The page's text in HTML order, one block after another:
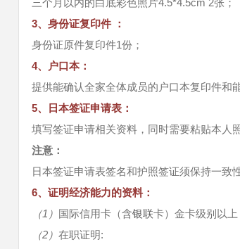
三个月以内的白底彩色照片4.5*4.5cm 2张；
3、身份证复印件 ：
身份证原件复印件1份；
4、户口本：
提供能确认全家全体成员的户口本复印件和
5、日本签证申请表：
填写签证申请相关资料，同时需要粘贴本人
注意：
日本签证申请表签名和护照签证须保持一致
6、证明经济能力的资料：
（1） 国际信用卡（含银联卡）金卡级别以上
（2） 在职证明: